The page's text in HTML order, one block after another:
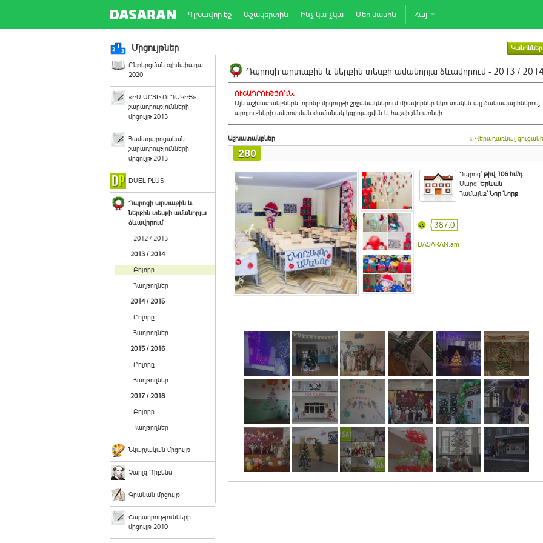
Գլխավոր էջ Աշակերտին Ինչ կա-չկա Մեր մասին Հայ
Մրցույթներ Կանոններ
Ընթերցման օլիմպիադա
2020
«ԻՄ ՍՐՏԻ ՈՒՂԵԿԻՑ»
շարադրությունների
մրցույթ 2013
Համադպրոցական
շարադրությունների
մրցույթ 2013
DUEL PLUS
Դպրոցի արտաքին և
ներքին տեսքի ամանորյա
ձևավորում
2012 / 2013
2013 / 2014
Բոլորը
Հաղթողներ
2014 / 2015
Բոլորը
Հաղթողներ
2015 / 2016
Բոլորը
Հաղթողներ
2017 / 2018
Բոլորը
Հաղթողներ
Նկարչական մրցույթ
Չարլզ Դիքենս
Գրական մրցույթ
Շարադրությունների
մրցույթ 2010
Դպրոցի արտաքին և ներքին տեսքի ամանորյա ձևավորում - 2013 / 2014
ՈՒՇԱԴՐՈՒԹՅՈ´ւՆ.
Այն աշխատանքներն, որոնք մրցույթի շրջանակներում միավորներ կկուտակեն այլ ճանապարհներով,
արդյուքների ամփոփման ժամանակ կզրոյացվեն և հաշվի չեն առնվի:
Աշխատանքներ « Վերադառնալ
280
Դպրոց`թիվ 106 հմ/դ
Մարզ`Երևան
Համայնք`Նոր Նորք
387.0
DASARAN.am